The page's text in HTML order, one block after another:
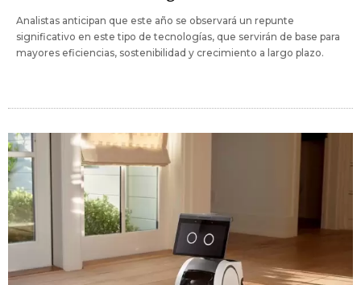
Analistas anticipan que este año se observará un repunte
significativo en este tipo de tecnologías, que servirán de base para
mayores eficiencias, sostenibilidad y crecimiento a largo plazo.